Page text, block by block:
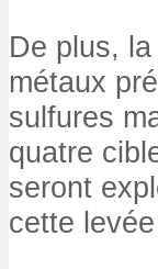
De plus,
métaux
sulfures
quatre
seront
cette